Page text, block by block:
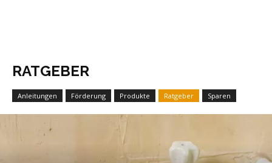
RATGEBER
Anleitungen Förderung Produkte Ratgeber Sparen